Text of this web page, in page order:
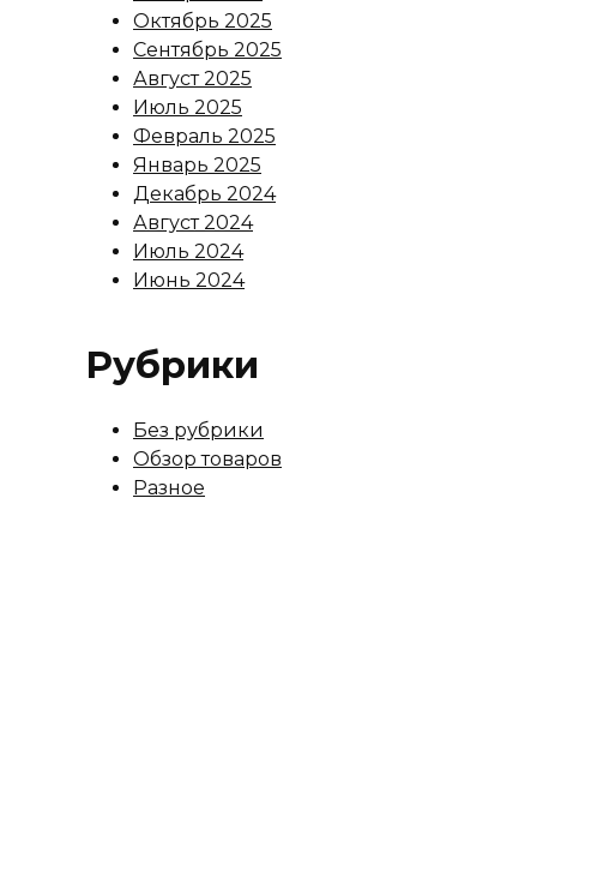
Октябрь 2025
Сентябрь 2025
Август 2025
Июль 2025
Февраль 2025
Январь 2025
Декабрь 2024
Август 2024
Июль 2024
Июнь 2024
Рубрики
Без рубрики
Обзор товаров
Разное